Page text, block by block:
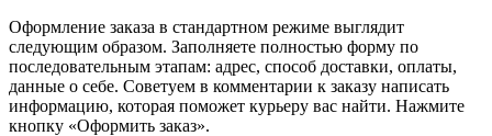
Оформление заказа в стандартном режиме выглядит
следующим образом. Заполняете полностью форму по
последовательным этапам: адрес, способ доставки, оплаты,
данные о себе. Советуем в комментарии к заказу написать
информацию, которая поможет курьеру вас найти. Нажмите
кнопку «Оформить заказ».